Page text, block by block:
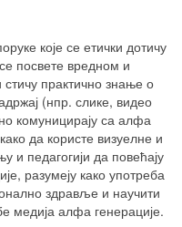
које се етички дотичу
посвете вредном и
практично знање о
(нпр. слике, видео
комуницирају са алфа
да користе визуелне и
и педагогији да повећају
разумеју како употреба
здравље и научити
медија алфа генерације.